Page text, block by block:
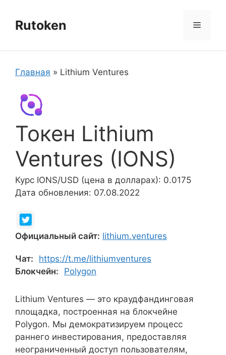
содержимому
Rutoken Меню
Главная » Lithium Ventures
Токен Lithium
Ventures (IONS)
Курс IONS/USD (цена в долларах): 0.0175
Дата обновления: 07.08.2022
Официальный сайт: lithium.ventures
Чат:
https://t.me/lithiumventures
Блокчейн:
Polygon
Lithium Ventures — это краудфандинговая
площадка, построенная на блокчейне
Polygon. Мы демократизируем процесс
раннего инвестирования, предоставляя
неограниченный доступ пользователям,